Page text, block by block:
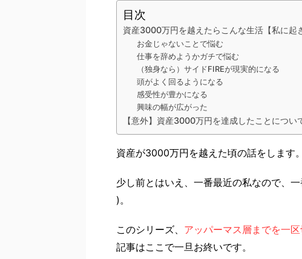
目次
資産3000万円を越えたらこんな生活【私に起
お金じゃないことで悩む
仕事を辞めようかガチで悩む
（独身なら）サイドFIREが現実的になる
頭がよく回るようになる
感受性が豊かになる
興味の幅が広がった
【意外】資産3000万円を達成したことについ
資産が3000万円を越えた頃の話をします。
少し前とはいえ、一番最近の私なので、
)。
このシリーズ、 アッパーマス層までを一区
記事はここで一旦お終いです。